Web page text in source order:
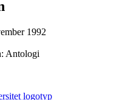
1992
Antologi